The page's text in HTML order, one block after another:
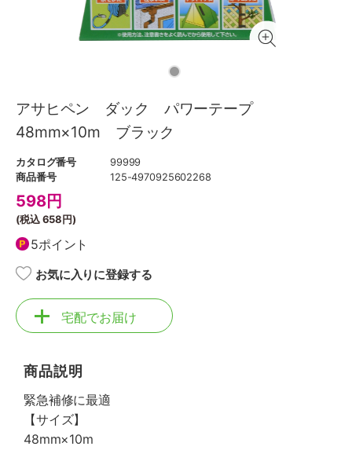
アサヒペン ダック パワーテープ
48mm×10m ブラック
カタログ番号
99999
商品番号
125-4970925602268
598円
(税込658円)
5ポイント
お気に入りに登録する
宅配でお届け
商品説明
緊急補修に最適
【サイズ】
48mm×10m